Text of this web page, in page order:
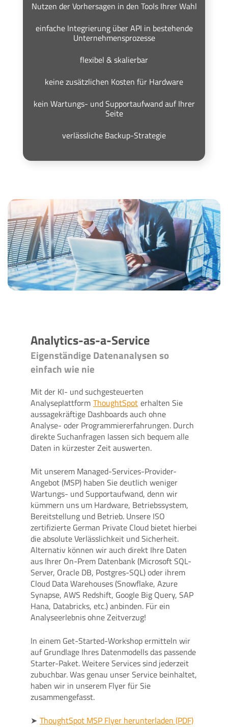
Nutzen der Vorhersagen in den Tools Ihrer Wahl
einfache Integrierung über API in bestehende
Unternehmensprozesse
flexibel & skalierbar
keine zusätzlichen Kosten für Hardware
kein Wartungs- und Supportaufwand auf Ihrer
Seite
verlässliche Backup-Strategie
Analytics-as-a-Service
Eigenständige Datenanalysen so
einfach wie nie
Mit der KI- und suchgesteuerten
Analyseplattform ThoughtSpot erhalten Sie
aussagekräftige Dashboards auch ohne
Analyse- oder Programmiererfahrungen. Durch
direkte Suchanfragen lassen sich bequem alle
Daten in kürzester Zeit auswerten.
Mit unserem Managed-Services-Provider-
Angebot (MSP) haben Sie deutlich weniger
Wartungs- und Supportaufwand, denn wir
kümmern uns um Hardware, Betriebssystem,
Bereitstellung und Betrieb. Unsere ISO
zertifizierte German Private Cloud bietet hierbei
die absolute Verlässlichkeit und Sicherheit.
Alternativ können wir auch direkt Ihre Daten
aus Ihrer On-Prem Datenbank (Microsoft SQL-
Server, Oracle DB, Postgres-SQL) oder ihrem
Cloud Data Warehouses (Snowflake, Azure
Synapse, AWS Redshift, Google Big Query, SAP
Hana, Databricks, etc.) anbinden. Für ein
Analyseerlebnis ohne Zeitverzug!
In einem Get-Started-Workshop ermitteln wir
auf Grundlage Ihres Datenmodells das passende
Starter-Paket. Weitere Services sind jederzeit
zubuchbar. Was genau unser Service beinhaltet,
haben wir in unserem Flyer für Sie
zusammengefasst.
➤ ThoughtSpot MSP Flyer herunterladen (PDF)